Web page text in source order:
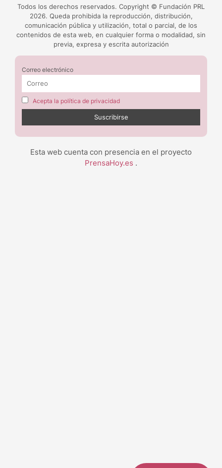
Todos los derechos reservados. Copyright © Fundación PRL
2026. Queda prohibida la reproducción, distribución,
comunicación pública y utilización, total o parcial, de los
contenidos de esta web, en cualquier forma o modalidad, sin
previa, expresa y escrita autorización
Correo electrónico
Acepta la política de privacidad
Esta web cuenta con presencia en el proyecto
PrensaHoy.es .